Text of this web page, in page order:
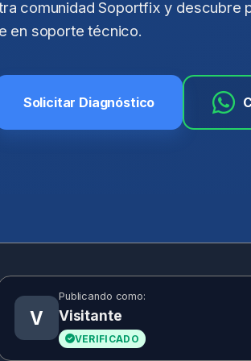
comunidad Soportfix y descubre
en soporte técnico.
Solicitar Diagnóstico
V
Publicando como:
Visitante
VERIFICADO